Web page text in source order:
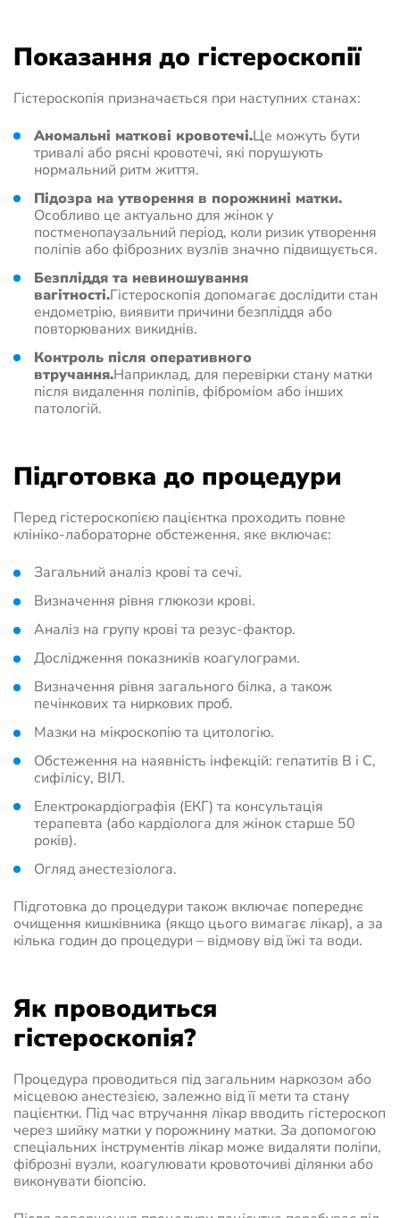
Показання до гістероскопії
Гістероскопія призначається при наступних станах:
Аномальні маткові кровотечі.Це можуть бути
тривалі або рясні кровотечі, які порушують
нормальний ритм життя.
Підозра на утворення в порожнині матки.
Особливо це актуально для жінок у
постменопаузальний період, коли ризик утворення
поліпів або фіброзних вузлів значно підвищується.
Безпліддя та невиношування
вагітності.Гістероскопія допомагає дослідити стан
ендометрію, виявити причини безпліддя або
повторюваних викиднів.
Контроль після оперативного
втручання.Наприклад, для перевірки стану матки
після видалення поліпів, фіброміом або інших
патологій.
Підготовка до процедури
Перед гістероскопією пацієнтка проходить повне
клініко-лабораторне обстеження, яке включає:
Загальний аналіз крові та сечі.
Визначення рівня глюкози крові.
Аналіз на групу крові та резус-фактор.
Дослідження показників коагулограми.
Визначення рівня загального білка, а також
печінкових та ниркових проб.
Мазки на мікроскопію та цитологію.
Обстеження на наявність інфекцій: гепатитів B і C,
сифілісу, ВІЛ.
Електрокардіографія (ЕКГ) та консультація
терапевта (або кардіолога для жінок старше 50
років).
Огляд анестезіолога.
Підготовка до процедури також включає попереднє
очищення кишківника (якщо цього вимагає лікар), а за
кілька годин до процедури – відмову від їжі та води.
Як проводиться
гістероскопія?
Процедура проводиться під загальним наркозом або
місцевою анестезією, залежно від її мети та стану
пацієнтки. Під час втручання лікар вводить гістероскоп
через шийку матки у порожнину матки. За допомогою
спеціальних інструментів лікар може видаляти поліпи,
фіброзні вузли, коагулювати кровоточиві ділянки або
виконувати біопсію.